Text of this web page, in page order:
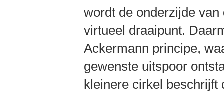
wordt de onderzijde
virtueel draaipunt.
Ackermann principe,
gewenste uitspoor
kleinere cirkel beschrijft